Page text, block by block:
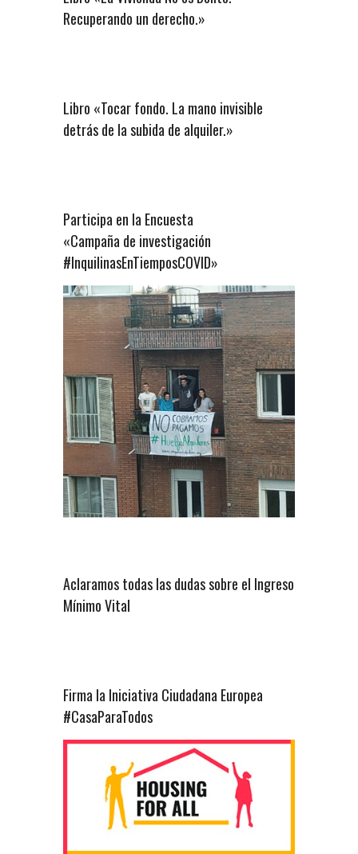
Recuperando un derecho.»
Libro «Tocar fondo. La mano invisible
detrás de la subida de alquiler.»
Participa en la Encuesta
«Campaña de investigación
#InquilinasEnTiemposCOVID»
Aclaramos todas las dudas sobre el Ingreso
Mínimo Vital
Firma la Iniciativa Ciudadana Europea
#CasaParaTodos